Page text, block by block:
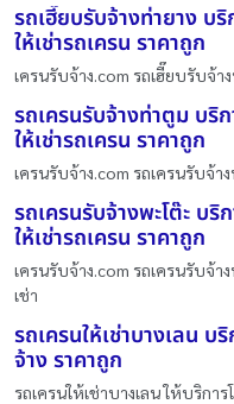
รถเฮี๊ยบรับจ้างท่ายาง บริ
ให้เช่ารถเครน ราคาถูก
เครนรับจ้าง.com รถเฮี๊ยบรับจ้า
รถเครนรับจ้างท่าตูม บริก
ให้เช่ารถเครน ราคาถูก
เครนรับจ้าง.com รถเครนรับจ้า
รถเครนรับจ้างพะโต๊ะ บริ
ให้เช่ารถเครน ราคาถูก
เครนรับจ้าง.com รถเครนรับจ้า
เช่า
รถเครนให้เช่าบางเลน บ
จ้าง ราคาถูก
รถเครนให้เช่าบางเลน ให้บริกา